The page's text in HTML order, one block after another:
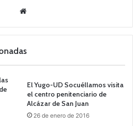
we
El Yugo-UD Socuéllamos visita
el centro penitenciario de
Alcázar de San Juan
26 de enero de 2016